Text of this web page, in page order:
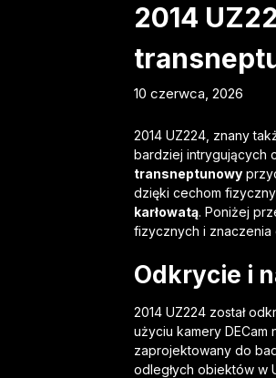
2014
10 czerwca, 2026
2014 UZ224, znany
bardziej intrygujących
transneptunowy
dzięki cechom
karłowatą. Poniżej
fizycznych i znaczenia
Odkrycie i
2014 UZ224 został
użyciu kamery
zaprojektowany do
odległych obiektów w